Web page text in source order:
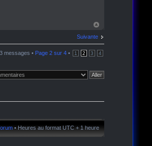
Suivante
messages • Page2 sur4 • 1 2 3 4
• Heures au format UTC + 1 heure